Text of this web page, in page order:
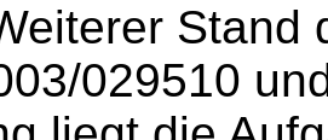
Stand
029510